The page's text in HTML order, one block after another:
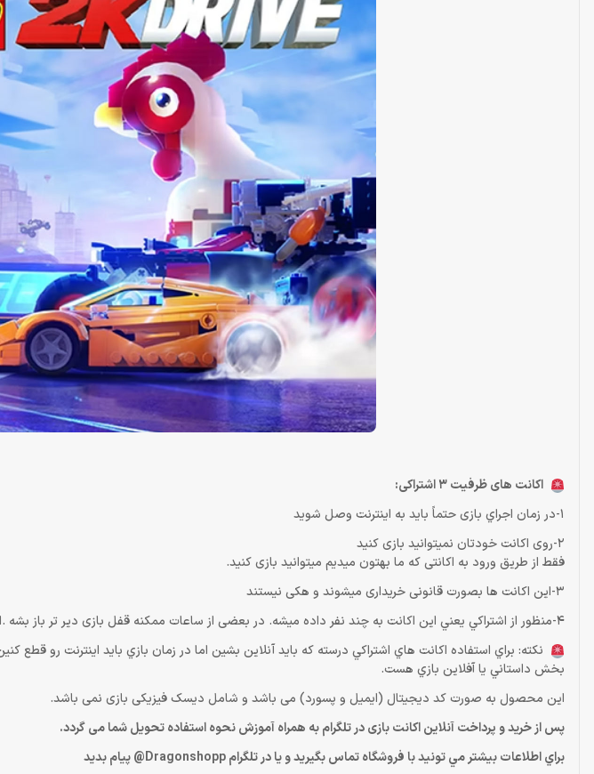
اکانت های ظرفیت 3 اشتراکی:
1-در زمان اجراي بازی حتماً باید به اينترنت وصل شويد
2-روی اکانت خودتان نمیتوانید بازی کنید
فقط از طریق ورود به اکانتی که ما بهتون میدیم میتوانید بازی کنید.
3-این اکانت ها بصورت قانونی خریداری میشوند و هکی نیستند
4-منظور از اشتراكي يعني اين اكانت به چند نفر داده ميشه. در بعضی از ساعات ممکنه قفل بازی دیر تر باز بشه .اما قفل هيچگاه دائمي نميشه
نكته: براي استفاده اكانت هاي اشتراكي درسته كه بايد آنلاين بشين اما در زمان بازي بايد اينترنت رو
بخش داستاني يا آفلاين بازي هست.
این محصول به صورت کد دیجیتال (ایمیل و پسورد) می باشد و شامل دیسک فیزیکی بازی نمی باشد.
پس از خرید و پرداخت آنلاین اکانت بازی در تلگرام به همراه آموزش نحوه استفاده تحویل شما می گردد.
براي اطلاعات بيشتر مي تونيد با فروشگاه تماس بگيريد و يا در تلگرام Dragonshopp@ پيام بديد